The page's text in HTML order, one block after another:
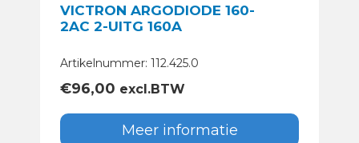
VICTRON ARGODIODE 160-
2AC 2-UITG 160A
Artikelnummer: 112.425.0
€96,00 excl.BTW
Meer informatie